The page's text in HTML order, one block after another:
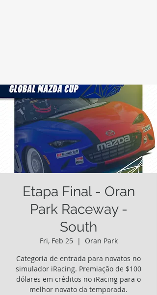
Etapa Final - Oran
Park Raceway -
South
Fri, Feb 25
  |
Oran Park
Categoria de entrada para novatos no
simulador iRacing. Premiação de $100
dólares em créditos no iRacing para o
melhor novato da temporada.